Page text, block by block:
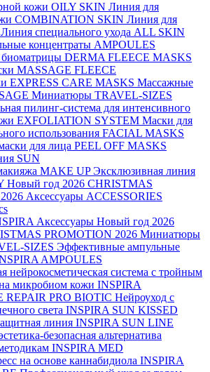
кожи OILY SKIN Линия для
COMBINATION SKIN Линия для
Линия специального ухода ALL SKIN
концентраты AMPOULES
DERMA FLEECE MASKS
MASSAGE FLEECE
EXPRESS CARE MASKS Массажные
Миниатюры TRAVEL-SIZES
пилинг-система для интенсивного
EXFOLIATION SYSTEM Маски для
использования FACIAL MASKS
для лица PEEL OFF MASKS
SUN
MAKE UP Эксклюзивная линия
Новый год 2026 CHRISTMAS
Аксессуары ACCESSORIES
Аксессуары Новый год 2026
PROMOTION 2026 Миниатюры
SIZES Эффективные ампульные
AMPOULES
нейрокосметическая система с тройным
микробиом кожи INSPIRA
REPAIR PRO BIOTIC Нейроуход с
света INSPIRA SUN KISSED
линия INSPIRA SUN LINE
безопасная альтернатива
INSPIRA MED
на основе каннабидиола INSPIRA